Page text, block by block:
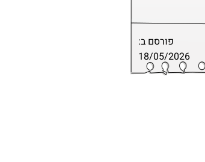
פורסם ב:
18/05/2026